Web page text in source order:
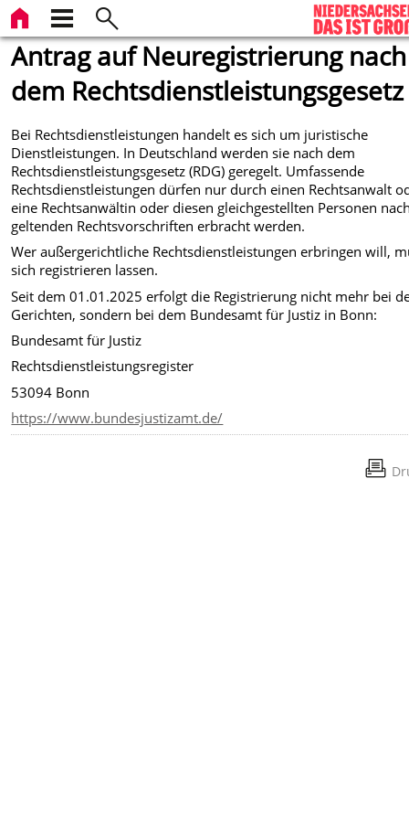
Antrag auf Neuregistrierung nach
dem Rechtsdienstleistungsgesetz
Bei Rechtsdienstleistungen handelt es sich um juristische
Dienstleistungen. In Deutschland werden sie nach dem
Rechtsdienstleistungsgesetz (RDG) geregelt. Umfassende
Rechtsdienstleistungen dürfen nur durch einen Rechtsanwalt
eine Rechtsanwältin oder diesen gleichgestellten Personen
geltenden Rechtsvorschriften erbracht werden.
Wer außergerichtliche Rechtsdienstleistungen erbringen will,
sich registrieren lassen.
Seit dem 01.01.2025 erfolgt die Registrierung nicht mehr bei
Gerichten, sondern bei dem Bundesamt für Justiz in Bonn:
Bundesamt für Justiz
Rechtsdienstleistungsregister
53094 Bonn
https://www.bundesjustizamt.de/